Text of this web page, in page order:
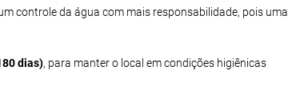
controle da água com mais responsabilidade, pois uma
dias), para manter o local em condições higiênicas